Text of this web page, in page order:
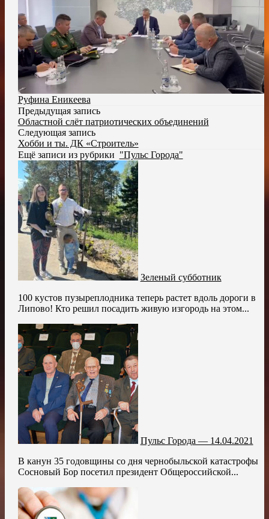
Руфина Еникеева
Предыдущая запись
Областной слёт патриотических объединений
Следующая запись
Хобби и ты. ДК «Строитель»
Ещё записи из рубрики "Пульс Города"
Зеленый субботник
100 кустов пузыреплодника теперь растет вдоль дороги в
Липово! Кто решил посадить живую изгородь на этом...
Пульс Города — 14.04.2021
В канун 35 годовщины со дня чернобыльской катастрофы
Сосновый Бор посетил президент Общероссийской...